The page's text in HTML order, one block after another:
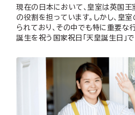
現在の日本において、皇室は英国王
の役割を担っています。しかし、皇
られており、その中でも特に重要な
誕生を祝う国家祝日「天皇誕生日」